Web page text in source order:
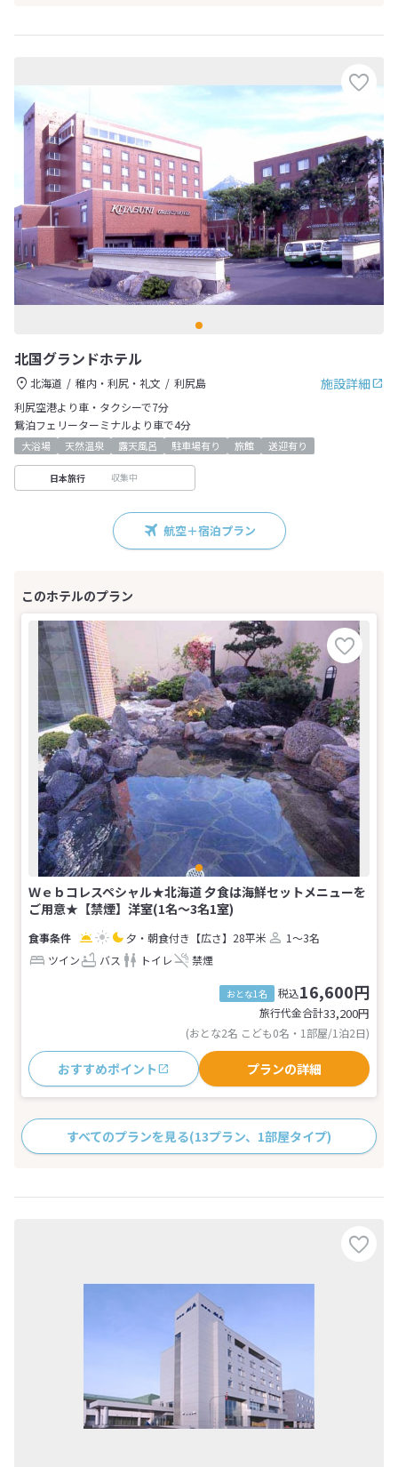
北国グランドホテル
施設詳細
北海道 稚内・利尻・礼文
利尻島
利尻空港より車・タクシーで7分
鴛泊フェリーターミナルより車で4分
大浴場 天然温泉 露天風呂 駐車場有り 旅館 送迎有り
日本旅行 収集中
航空＋宿泊プラン
Ｗｅｂコレスペシャル★北海道 夕食は海鮮セットメニューを
ご用意★【禁煙】洋室(1名～3名1室)
夕・朝食付き 【広さ】28平米
1～3名
ツイン
バス トイレ 禁煙
おとな1名 税込16,600円
旅行代金合計33,200円
(おとな2名 こども0名・1部屋/1泊2日)
おすすめポイント プランの詳細
すべてのプランを見る(13プラン、1部屋タイプ)